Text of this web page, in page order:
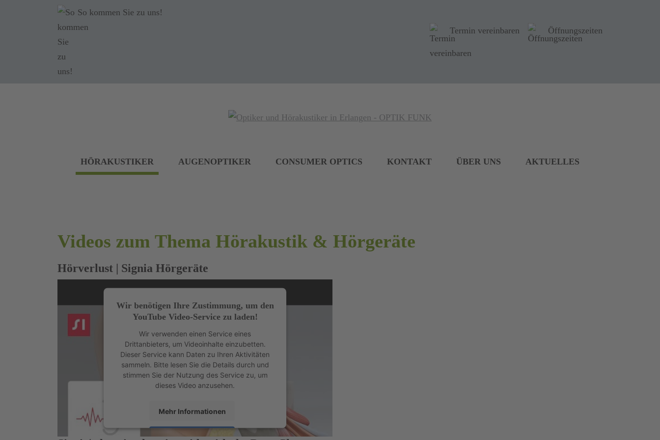
So kommen Sie zu uns!
Termin vereinbaren
Öffnungszeiten
HÖRAKUSTIKER AUGENOPTIKER CONSUMER OPTICS KONTAKT ÜBER UNS AKTUELLES
Videos zum Thema Hörakustik & Hörgeräte
Hörverlust | Signia Hörgeräte
Wir benötigen Ihre Zustimmung, um den
YouTube Video-Service zu laden!
Wir verwenden einen Service eines
Drittanbieters, um Videoinhalte einzubetten.
Dieser Service kann Daten zu Ihren Aktivitäten
sammeln. Bitte lesen Sie die Details durch und
stimmen Sie der Nutzung des Service zu, um
dieses Video anzusehen.
Mehr Informationen
Akzeptieren